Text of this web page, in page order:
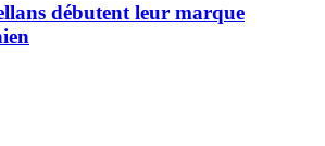
débutent leur marque